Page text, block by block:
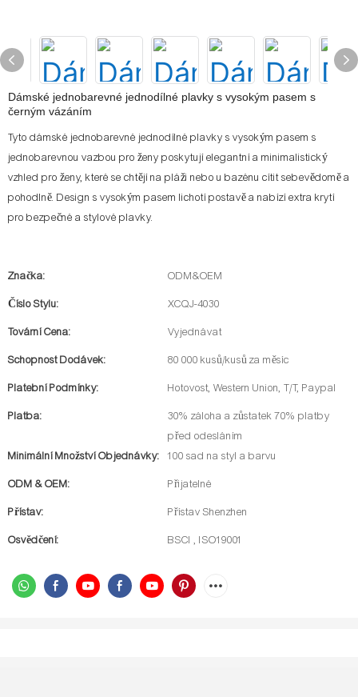
Dámské jednobarevné jednodílné plavky s vysokým pasem s
černým vázáním
Tyto dámské jednobarevné jednodílné plavky s vysokým pasem s
jednobarevnou vazbou pro ženy poskytují elegantní a minimalistický
vzhled pro ženy, které se chtějí na pláži nebo u bazénu cítit sebevědomě a
pohodlně. Design s vysokým pasem lichotí postavě a nabízí extra krytí
pro bezpečné a stylové plavky.
Značka: ODM&OEM
Číslo Stylu: XCQJ-4030
Tovární Cena: Vyjednávat
Schopnost Dodávek: 80 000 kusů/kusů za měsíc
Platební Podmínky: Hotovost, Western Union, T/T, Paypal
Platba:
30% záloha a zůstatek 70% platby
před odesláním
Minimální Množství Objednávky:
100 sad na styl a barvu
ODM & OEM: Přijatelné
Přístav: Přístav Shenzhen
Osvědčení: BSCI , ISO19001